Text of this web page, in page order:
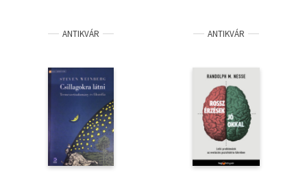
ANTIKVÁR ANTIKVÁR